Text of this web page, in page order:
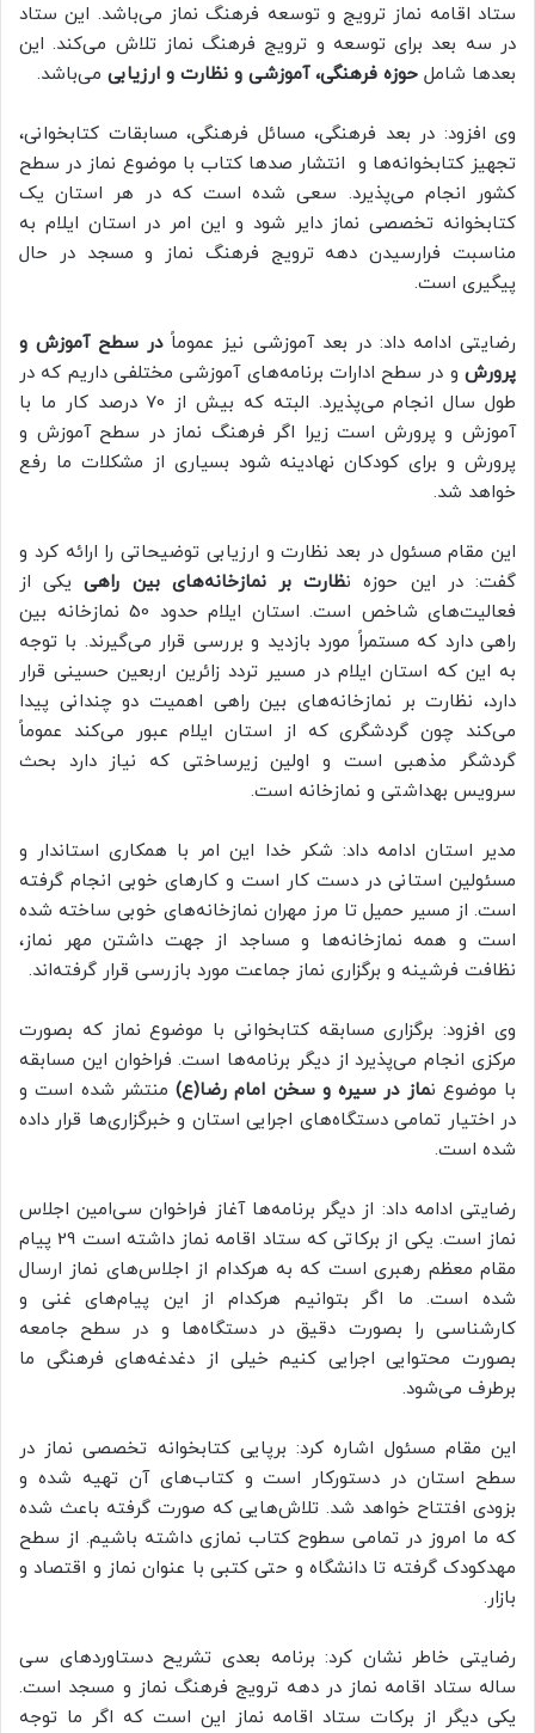
ستاد اقامه نماز ترویج و توسعه فرهنگ نماز می‌باشد. این ستاد
در سه بعد برای توسعه و ترویج فرهنگ نماز تلاش می‌کند. این
بعدها شامل حوزه فرهنگی، آموزشی و نظارت و ارزیابی می‌باشد.
وی افزود: در بعد فرهنگی، مسائل فرهنگی، مسابقات کتابخوانی،
تجهیز کتابخوانه‌ها و انتشار صدها کتاب با موضوع نماز در سطح
کشور انجام می‌پذیرد. سعی شده است که در هر استان یک
کتابخوانه تخصصی نماز دایر شود و این امر در استان ایلام به
مناسبت فرارسیدن دهه ترویج فرهنگ نماز و مسجد در حال
پیگیری است.
رضایتی ادامه داد: در بعد آموزشی نیز عموماًدر سطح آموزش و
پرورش و در سطح ادارات برنامه‌های آموزشی مختلفی داریم که در
طول سال انجام می‌پذیرد. البته که بیش از 70 درصد کار ما با
آموزش و پرورش است زیرا اگر فرهنگ نماز در سطح آموزش و
پرورش و برای کودکان نهادینه شود بسیاری از مشکلات ما رفع
خواهد شد.
این مقام مسئول در بعد نظارت و ارزیابی توضیحاتی را ارائه کرد و
گفت: در این حوزه نظارت بر نمازخانه‌های بین راهییکی از
فعالیت‌های شاخص است. استان ایلام حدود 50 نمازخانه بین
راهی دارد که مستمراً مورد بازدید و بررسی قرار می‌گیرند. با توجه
به این که استان ایلام در مسیر تردد زائرین اربعین حسینی قرار
دارد، نظارت بر نمازخانه‌های بین راهی اهمیت دو چندانی پیدا
می‌کند چون گردشگری که از استان ایلام عبور می‌کند عموماً
گردشگر مذهبی است و اولین زیرساختی که نیاز دارد بحث
سرویس بهداشتی و نمازخانه است.
مدیر استان ادامه داد: شکر خدا این امر با همکاری استاندار و
مسئولین استانی در دست کار است و کارهای خوبی انجام گرفته
است. از مسیر حمیل تا مرز مهران نمازخانه‌های خوبی ساخته شده
است و همه نمازخانه‌ها و مساجد از جهت داشتن مهر نماز،
نظافت فرشینه و برگزاری نماز جماعت مورد بازرسی قرار گرفته‌اند.
وی افزود: برگزاری مسابقه کتابخوانی با موضوع نماز که بصورت
مرکزی انجام می‌پذیرد از دیگر برنامه‌ها است. فراخوان این مسابقه
با موضوع نماز در سیره و سخن امام رضا(ع) منتشر شده است و
در اختیار تمامی دستگاه‌های اجرایی استان و خبرگزاری‌ها قرار داده
شده است.
رضایتی ادامه داد: از دیگر برنامه‌ها آغاز فراخوان سی‌امین اجلاس
نماز است. یکی از برکاتی که ستاد اقامه نماز داشته است 29 پیام
مقام معظم رهبری است که به هرکدام از اجلاس‌های نماز ارسال
شده است. ما اگر بتوانیم هرکدام از این پیام‌های غنی و
کارشناسی را بصورت دقیق در دستگاه‌ها و در سطح جامعه
بصورت محتوایی اجرایی کنیم خیلی از دغدغه‌های فرهنگی ما
برطرف می‌شود.
این مقام مسئول اشاره کرد: برپایی کتابخوانه تخصصی نماز در
سطح استان در دستورکار است و کتاب‌های آن تهیه شده و
بزودی افتتاح خواهد شد. تلاش‌هایی که صورت گرفته باعث شده
که ما امروز در تمامی سطوح کتاب نمازی داشته باشیم. از سطح
مهدکودک گرفته تا دانشگاه و حتی کتبی با عنوان نماز و اقتصاد و
بازار.
رضایتی خاطر نشان کرد: برنامه بعدی تشریح دستاورد‌های سی
ساله ستاد اقامه نماز در دهه ترویج فرهنگ نماز و مسجد است.
یکی دیگر از برکات ستاد اقامه نماز این است که اگر ما توجه